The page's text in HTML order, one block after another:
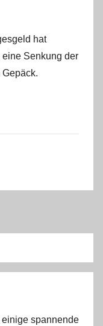
hat
Senkung der
einige spannende